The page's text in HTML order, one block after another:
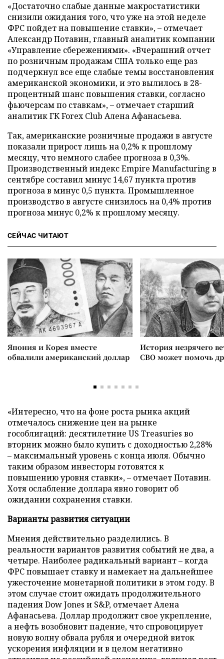
«Достаточно слабые данные макростатистики
снизили ожидания того, что уже на этой неделе
ФРС пойдет на повышение ставки», – отмечает
Александр Потавин, главный аналитик компании
«Управление сбережениями». «Вчерашний отчет
по розничным продажам США только еще раз
подчеркнул все еще слабые темы восстановления
американской экономики, и это вылилось в 28-
процентный шанс повышения ставки, согласно
фьючерсам по ставкам», – отмечает старший
аналитик ГК Forex Club Алена Афанасьева.
Так, американские розничные продажи в августе
показали прирост лишь на 0,2% к прошлому
месяцу, что немного слабее прогноза в 0,3%.
Производственный индекс Empire Manufacturing в
сентябре составил минус 14,67 пункта против
прогноза в минус 0,5 пункта. Промышленное
производство в августе снизилось на 0,4% против
прогноза минус 0,2% к прошлому месяцу.
СЕЙЧАС ЧИТАЮТ
Япония и Корея вместе
обвалили американский доллар
История незрячего
СВО может помочь
«Интересно, что на фоне роста рынка акций
отмечалось снижение цен на рынке
гособлигаций: десятилетние US Treasuries во
вторник можно было купить с доходностью 2,28%
– максимальный уровень с конца июля. Обычно
таким образом инвесторы готовятся к
повышению уровня ставки», – отмечает Потавин.
Хотя ослабление доллара явно говорит об
ожидании сохранения ставки.
Варианты развития ситуации
Мнения действительно разделились. В
реальности вариантов развития событий не два, а
четыре. Наиболее радикальный вариант – когда
ФРС повышает ставку и намекает на дальнейшее
ужесточение монетарной политики в этом году. В
этом случае стоит ожидать продолжительного
падения Dow Jones и S&P, отмечает Алена
Афанасьева. Доллар продолжит свое укрепление,
а нефть возобновит падение, что спровоцирует
новую волну обвала рубля и очередной виток
ускорения инфляции и в целом негативно